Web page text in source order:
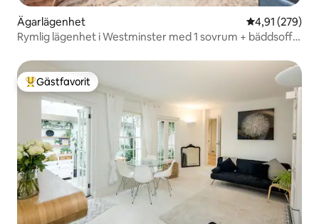
Ägarlägenhet 4,91 av 5 i
4,91 (279)
Rymlig lägenhet i Westminster med 1 sovrum + bäddsoffa
Populär gästfavorit
Gästfavorit